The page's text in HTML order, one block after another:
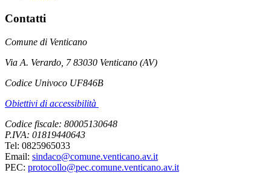
Contatti
Comune di Venticano
Via A. Verardo, 7 83030 Venticano (AV)
Codice Univoco UF846B
Obiettivi di accessibilità
Codice fiscale: 80005130648
P.IVA: 01819440643
Tel: 0825965033
Email: sindaco@comune.venticano.av.it
PEC: protocollo@pec.comune.venticano.av.it